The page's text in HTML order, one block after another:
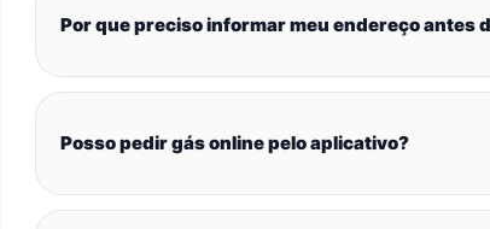
Por que preciso informar meu endereço antes
Posso pedir gás online pelo aplicativo?